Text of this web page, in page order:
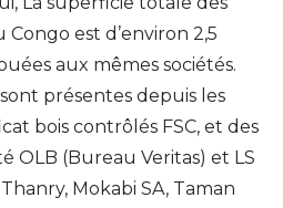
est d’environ 2,5
aux mêmes sociétés.
présentes depuis les
bois contrôlés FSC, et des
OLB (Bureau Veritas) et LS
Mokabi SA, Taman